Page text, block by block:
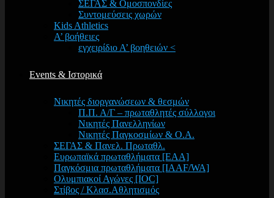
ΣΕΓΑΣ & Ομοσπονδίες
Συντομεύσεις χωρών
Kids Athletics
Α’ βοήθειες
εγχειρίδιο Α’ βοηθειών <
Events & Ιστορικά
Νικητές διοργανώσεων & θεσμών
Π.Π. Α/Γ – πρωταθλητές σύλλογοι
Νικητές Πανελληνίων
Νικητές Παγκοσμίων & Ο.Α.
ΣΕΓΑΣ & Πανελ. Πρωταθλ.
Ευρωπαϊκά πρωταθλήματα [EAA]
Παγκόσμια πρωταθλήματα [IAAF/WA]
Ολυμπιακοί Αγώνες [IOC]
Στίβος / Κλασ.Αθλητισμός